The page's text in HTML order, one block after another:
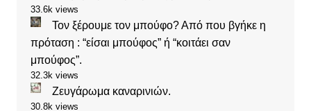
33.6k views
Τον ξέρουμε τον μπούφο? Από που βγήκε η
πρόταση : “είσαι μπούφος” ή “κοιτάει σαν
μπούφος”.
32.3k views
Ζευγάρωμα καναρινιών.
30.8k views